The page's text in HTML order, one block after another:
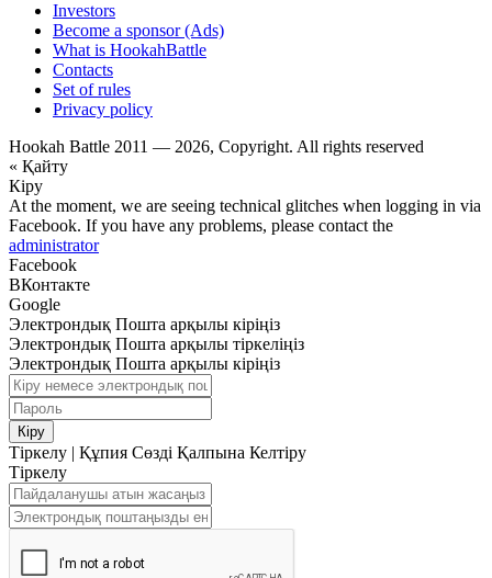
Investors
Become a sponsor (Ads)
What is HookahBattle
Contacts
Set of rules
Privacy policy
Hookah Battle 2011 — 2026, Copyright. All rights reserved
« Қайту
Кіру
At the moment, we are seeing technical glitches when logging in via
Facebook. If you have any problems, please contact the
administrator
Facebook
ВКонтакте
Google
Электрондық Пошта арқылы кіріңіз
Электрондық Пошта арқылы тіркеліңіз
Электрондық Пошта арқылы кіріңіз
Кіру
Тіркелу | Құпия Сөзді Қалпына Келтіру
Тіркелу